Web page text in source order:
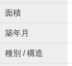
面積
築年月
種別 / 構造